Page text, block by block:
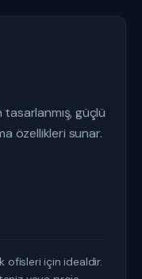
güçlü
özellikleri sunar.
ofisleri için idealdir.